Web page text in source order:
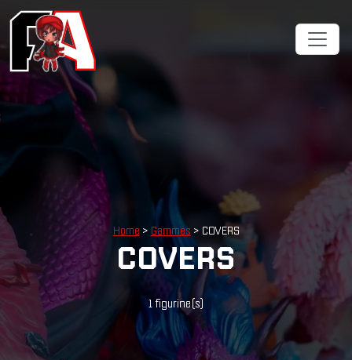
Home > Gammes > COVERS
COVERS
1 figurine(s)